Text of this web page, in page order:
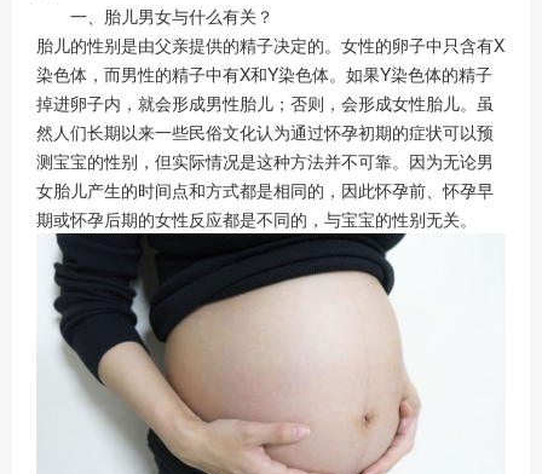
一、胎儿男女与什么有关？
胎儿的性别是由父亲提供的精子决定的。女性的卵子中只含有X
染色体，而男性的精子中有X和Y染色体。如果Y染色体的精子
掉进卵子内，就会形成男性胎儿；否则，会形成女性胎儿。虽
然人们长期以来一些民俗文化认为通过怀孕初期的症状可以预
测宝宝的性别，但实际情况是这种方法并不可靠。因为无论男
女胎儿产生的时间点和方式都是相同的，因此怀孕前、怀孕早
期或怀孕后期的女性反应都是不同的，与宝宝的性别无关。